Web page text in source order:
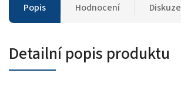
Popis Hodnocení Diskuze
Detailní popis produktu